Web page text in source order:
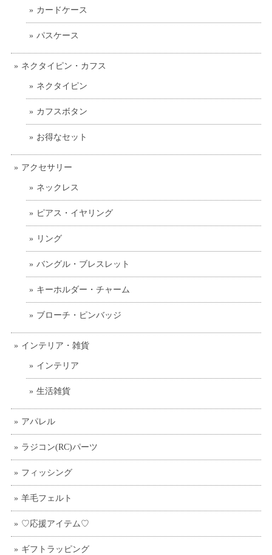
カードケース
パスケース
ネクタイピン・カフス
ネクタイピン
カフスボタン
お得なセット
アクセサリー
ネックレス
ピアス・イヤリング
リング
バングル・ブレスレット
キーホルダー・チャーム
ブローチ・ピンバッジ
インテリア・雑貨
インテリア
生活雑貨
アパレル
ラジコン(RC)パーツ
フィッシング
羊毛フェルト
♡応援アイテム♡
ギフトラッピング